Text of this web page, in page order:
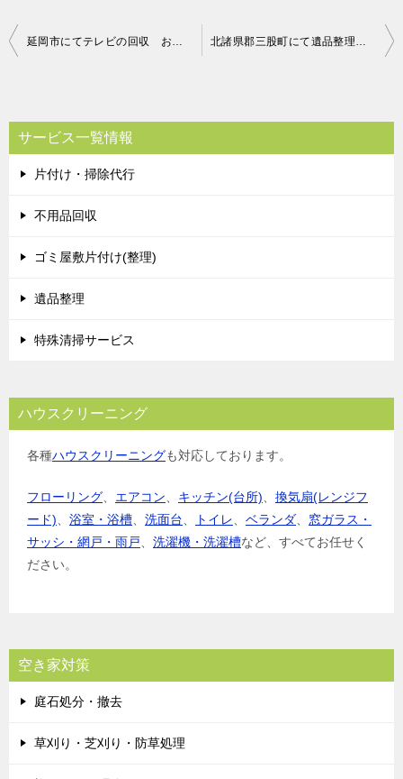
投
ビ
ゲ
ー
シ
サービス一覧情報
片付け・掃除代行
不用品回収
ゴミ屋敷片付け(整理)
遺品整理
特殊清掃サービス
ハウスクリーニング
各種ハウスクリーニングも対応しております。
フローリング エアコン キッチン(台所)
換気扇(レンジフ
ード)
浴室・浴槽 洗面台 トイレ ベランダ
窓ガラス・
サッシ・網戸・雨戸
洗濯機・洗濯槽など、すべてお任せく
ださい。
空き家対策
庭石処分・撤去
草刈り・芝刈り・防草処理